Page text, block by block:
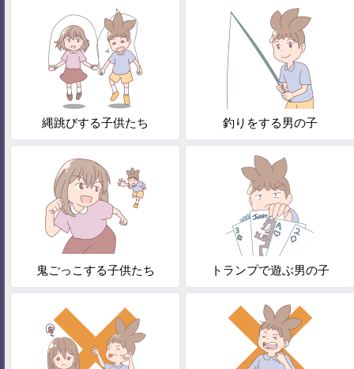
縄跳びする子供たち 釣りをする男の子
鬼ごっこする子供たち トランプで遊ぶ男の子